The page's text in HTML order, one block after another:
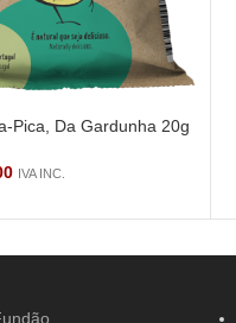
Pica, Da Gardunha 20g
IVA INC.